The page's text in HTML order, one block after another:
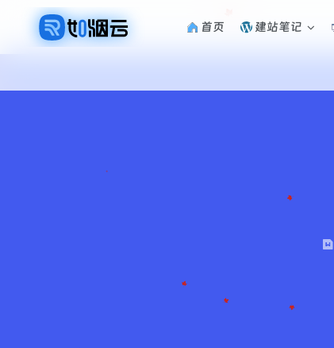
首页 建站笔记